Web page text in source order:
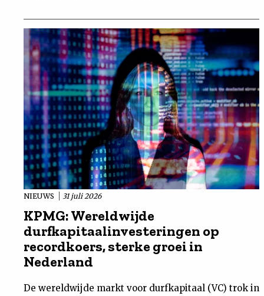
NIEUWS 31 juli 2026
KPMG: Wereldwijde
durfkapitaalinvesteringen op
recordkoers, sterke groei in
Nederland
De wereldwijde markt voor durfkapitaal (VC) trok in